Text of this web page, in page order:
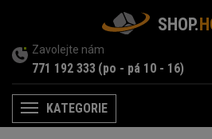
SHOP.
Zavolejte nám
771 192 333 (po - pá 10 - 16)
MenuKATEGORIE